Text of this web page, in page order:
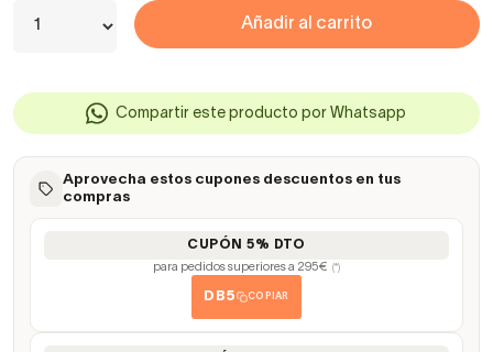
Añadir al carrito
Compartir este producto por Whatsapp
Aprovecha estos cupones descuentos en tus
compras
CUPÓN 5% DTO
para pedidos superiores a 295€ (*)
DB5 COPIAR